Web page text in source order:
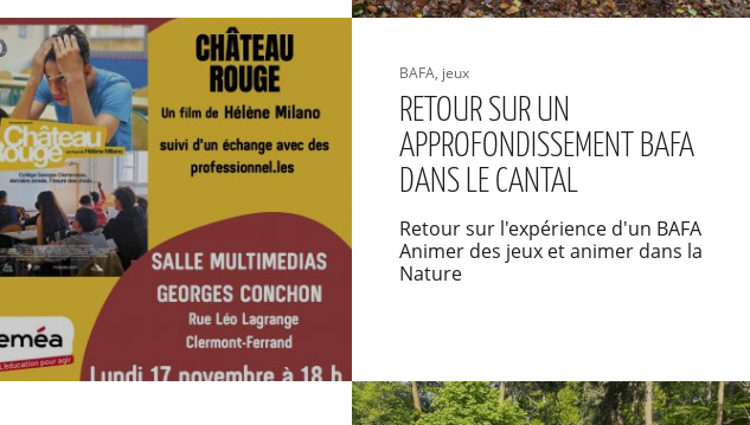
BAFA, jeux
RETOUR SUR UN
APPROFONDISSEMENT BAFA
DANS LE CANTAL
Retour sur l'expérience d'un BAFA
Animer des jeux et animer dans la
Nature